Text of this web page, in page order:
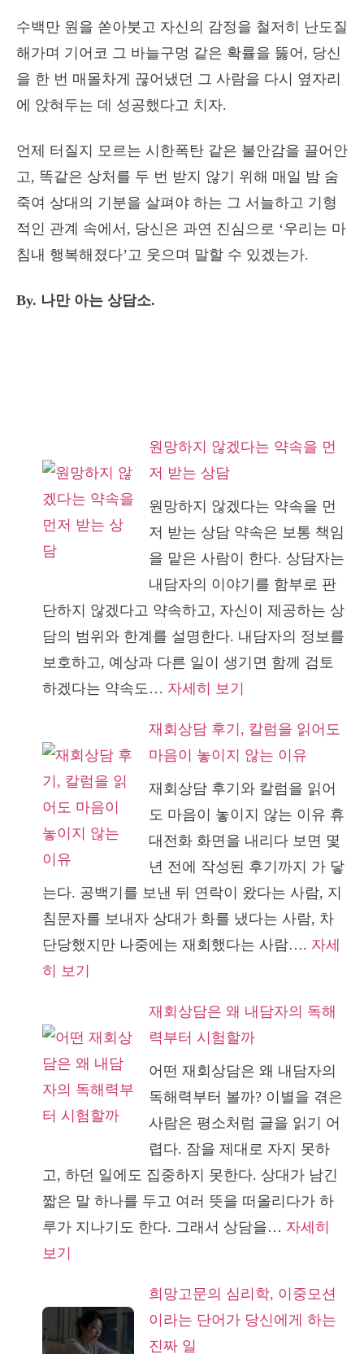
수백만 원을 쏟아붓고 자신의 감정을 철저히 난도질
해가며 기어코 그 바늘구멍 같은 확률을 뚫어, 당신
을 한 번 매몰차게 끊어냈던 그 사람을 다시 옆자리
에 앉혀두는 데 성공했다고 치자.
언제 터질지 모르는 시한폭탄 같은 불안감을 끌어안
고, 똑같은 상처를 두 번 받지 않기 위해 매일 밤 숨
죽여 상대의 기분을 살펴야 하는 그 서늘하고 기형
적인 관계 속에서, 당신은 과연 진심으로 ‘우리는 마
침내 행복해졌다’고 웃으며 말할 수 있겠는가.
By. 나만 아는 상담소.
원망하지 않겠다는 약속을 먼
저 받는 상담
원망하지 않겠다는 약속을 먼
저 받는 상담 약속은 보통 책임
을 맡은 사람이 한다. 상담자는
내담자의 이야기를 함부로 판
단하지 않겠다고 약속하고, 자신이 제공하는 상
담의 범위와 한계를 설명한다. 내담자의 정보를
보호하고, 예상과 다른 일이 생기면 함께 검토
하겠다는 약속도… 자세히 보기
망
하
지
않
겠
다
는
약
속
는
상
담
재회상담 후기, 칼럼을 읽어도
마음이 놓이지 않는 이유
재회상담 후기와 칼럼을 읽어
도 마음이 놓이지 않는 이유 휴
대전화 화면을 내리다 보면 몇
년 전에 작성된 후기까지 가 닿
는다. 공백기를 보낸 뒤 연락이 왔다는 사람, 지
침문자를 보내자 상대가 화를 냈다는 사람, 차
단당했지만 나중에는 재회했다는 사람…. 자세
히 보기
상
담
후
기,
럼
을
읽
마
음
재회상담은 왜 내담자의 독해
력부터 시험할까
어떤 재회상담은 왜 내담자의
독해력부터 볼까? 이별을 겪은
사람은 평소처럼 글을 읽기 어
렵다. 잠을 제대로 자지 못하
고, 하던 일에도 집중하지 못한다. 상대가 남긴
짧은 말 하나를 두고 여러 뜻을 떠올리다가 하
루가 지나기도 한다. 그래서 상담을… 자세히
보기
회
상
희망고문의 심리학, 이중모션
이라는 단어가 당신에게 하는
진짜 일